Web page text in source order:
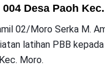
Desa Paoh
02/Moro Serka M.
latihan PBB
Moro.